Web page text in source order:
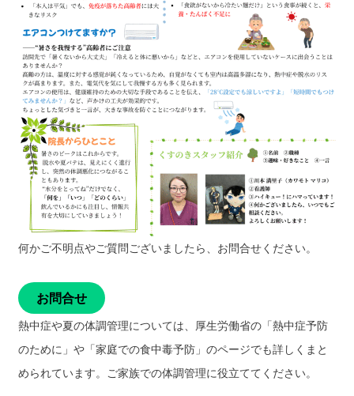
何かご不明点やご質問ございましたら、お問合せください。
お問合せ
熱中症や夏の体調管理については、厚生労働省の「熱中症予防
のために」や「家庭での食中毒予防」のページでも詳しくまと
められています。ご家族での体調管理に役立ててください。